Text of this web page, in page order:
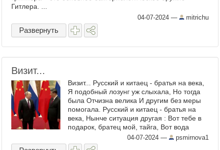
Гитлера. ...
04-07-2024 — mitrichu
Развернуть
Визит...
Визит... Русский и китаец - братья на века,
Я подобный лозунг уж слыхала, Но тогда
была Отчизна велика И другим без меры
помогала. Русский и китаец - братья на
века, Нынче ситуация другая : Вот тебе в
подарок, братец мой, тайга, Вот вода
священного Байкала. Русский и китаец - ...
04-07-2024 — psmirnova1